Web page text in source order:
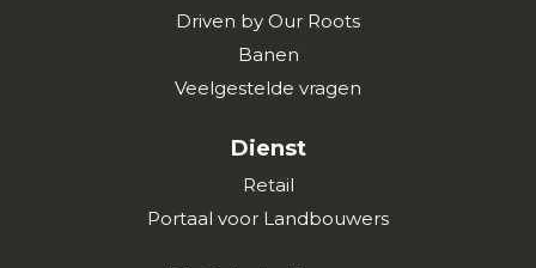
Driven by Our Roots
Banen
Veelgestelde vragen
Dienst
Retail
Portaal voor Landbouwers